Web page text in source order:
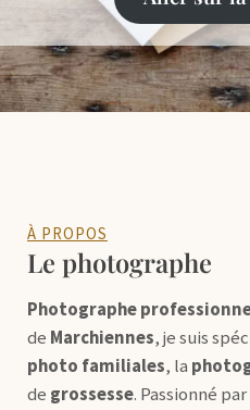
À PROPOS
Le photographe
Photographe
de Marchiennes, je suis
photo familiales, la
de grossesse. Passionné